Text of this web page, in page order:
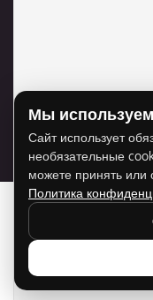
Для
использование
Мы
Сайт использует
необязательные
можете принять или
Политика